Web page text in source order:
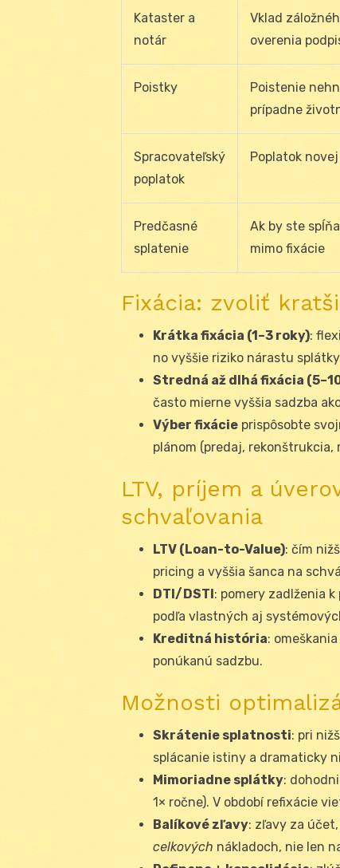
Kataster a
notár
Vklad
overenia
Poistky
Poistenie
prípadne
Spracovateľský
poplatok
Poplatok
Predčasné
splatenie
Ak by ste
mimo fixácie
Fixácia: zvoliť
Krátka fixácia (1–3 roky):
no vyššie riziko nárastu
Stredná až dlhá fixácia
často mierne vyššia sadzba
Výber fixácie prispôsobte
plánom (predaj, rekonštrukcia,
LTV, príjem a
schvaľovania
LTV (Loan-to-Value): čím
pricing a vyššia šanca na
DTI/DSTI: pomery zadlženia
podľa vlastných aj
Kreditná história:
ponúkanú sadzbu.
Možnosti
Skrátenie splatnosti: pri
splácanie istiny a dramaticky
Mimoriadne splátky:
1× ročne). V období refixácie
Balíkové zľavy: zľavy za
celkových nákladoch, nie len